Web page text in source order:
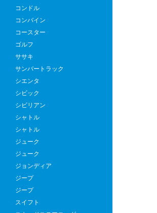
コンドル
コンバイン
コースター
ゴルフ
ササキ
サンバートラック
シエンタ
シビック
シビリアン
シャトル
シャトル
ジューク
ジューク
ジョンディア
ジープ
ジープ
スイフト